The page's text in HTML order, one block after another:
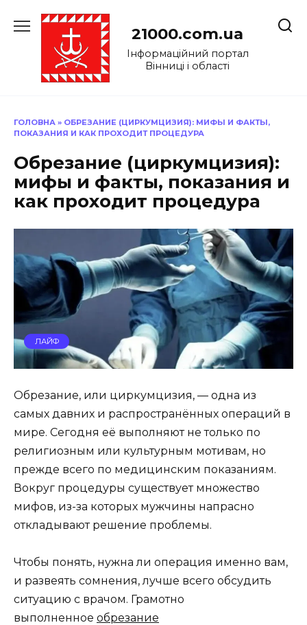
до
21000.com.ua
Інформаційний портал
Вінниці і області
ГОЛОВНА » ОБРЕЗАНИЕ (ЦИРКУМЦИЗИЯ): МИФЫ И ФАКТЫ,
ПОКАЗАНИЯ И КАК ПРОХОДИТ ПРОЦЕДУРА
Обрезание (циркумцизия):
мифы и факты, показания и
как проходит процедура
ЛАЙФ
Обрезание, или циркумцизия, — одна из
самых давних и распространённых операций в
мире. Сегодня её выполняют не только по
религиозным или культурным мотивам, но
прежде всего по медицинским показаниям.
Вокруг процедуры существует множество
мифов, из-за которых мужчины напрасно
откладывают решение проблемы.
Чтобы понять, нужна ли операция именно вам,
и развеять сомнения, лучше всего обсудить
ситуацию с врачом. Грамотно
выполненное обрезание